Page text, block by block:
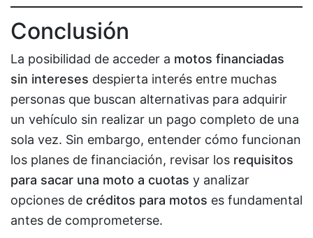
Conclusión
La posibilidad de acceder a motos financiadas
sin intereses despierta interés entre muchas
personas que buscan alternativas para adquirir
un vehículo sin realizar un pago completo de una
sola vez. Sin embargo, entender cómo funcionan
los planes de financiación, revisar los requisitos
para sacar una moto a cuotas y analizar
opciones de créditos para motos es fundamental
antes de comprometerse.